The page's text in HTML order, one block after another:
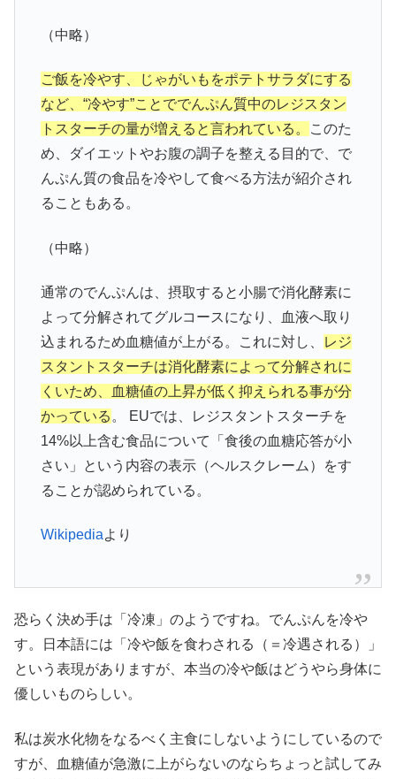
（中略）
ご飯を冷やす、じゃがいもをポテトサラダにする
など、“冷やす”ことででんぷん質中のレジスタン
トスターチの量が増えると言われている。
このた
め、ダイエットやお腹の調子を整える目的で、で
んぷん質の食品を冷やして食べる方法が紹介され
ることもある。
（中略）
通常のでんぷんは、摂取すると小腸で消化酵素に
よって分解されてグルコースになり、血液へ取り
込まれるため血糖値が上がる。これに対し、
レジ
スタントスターチは消化酵素によって分解されに
くいため、血糖値の上昇が低く抑えられる事が分
かっている 。 EUでは、レジスタントスターチを
14%以上含む食品について「食後の血糖応答が小
さい」という内容の表示（ヘルスクレーム）をす
ることが認められている。
Wikipediaより
恐らく決め手は「冷凍」のようですね。でんぷんを冷や
す。日本語には「冷や飯を食わされる（＝冷遇される）」
という表現がありますが、本当の冷や飯はどうやら身体に
優しいものらしい。
私は炭水化物をなるべく主食にしないようにしているので
すが、血糖値が急激に上がらないのならちょっと試してみ